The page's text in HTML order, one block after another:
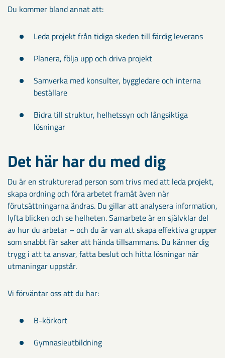
Du kommer bland annat att:
Leda projekt från tidiga skeden till färdig leverans
Planera, följa upp och driva projekt
Samverka med konsulter, byggledare och interna
beställare
Bidra till struktur, helhetssyn och långsiktiga
lösningar
Det här har du med dig
Du är en strukturerad person som trivs med att leda projekt,
skapa ordning och föra arbetet framåt även när
förutsättningarna ändras. Du gillar att analysera information,
lyfta blicken och se helheten. Samarbete är en självklar del
av hur du arbetar – och du är van att skapa effektiva grupper
som snabbt får saker att hända tillsammans. Du känner dig
trygg i att ta ansvar, fatta beslut och hitta lösningar när
utmaningar uppstår.
Vi förväntar oss att du har:
B-körkort
Gymnasieutbildning